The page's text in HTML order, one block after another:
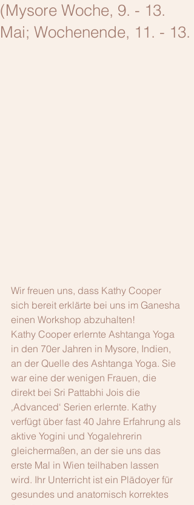
(Mysore Woche, 9. - 13.
Mai; Wochenende, 11. - 13.
Wir freuen uns, dass Kathy Cooper
sich bereit erklärte bei uns im Ganesha
einen Workshop abzuhalten!
Kathy Cooper erlernte Ashtanga Yoga
in den 70er Jahren in Mysore, Indien,
an der Quelle des Ashtanga Yoga. Sie
war eine der wenigen Frauen, die
direkt bei Sri Pattabhi Jois die
‚Advanced‘ Serien erlernte. Kathy
verfügt über fast 40 Jahre Erfahrung als
aktive Yogini und Yogalehrerin
gleichermaßen, an der sie uns das
erste Mal in Wien teilhaben lassen
wird. Ihr Unterricht ist ein Plädoyer für
gesundes und anatomisch korrektes